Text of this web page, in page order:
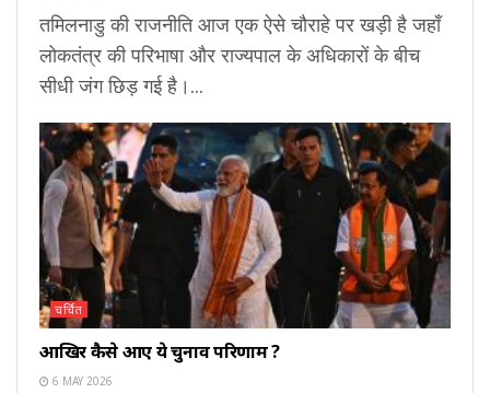
तमिलनाडु की राजनीति आज एक ऐसे चौराहे पर खड़ी है जहाँ
लोकतंत्र की परिभाषा और राज्यपाल के अधिकारों के बीच
सीधी जंग छिड़ गई है।...
चर्चित
आखिर कैसे आए ये चुनाव परिणाम ?
6 MAY 2026